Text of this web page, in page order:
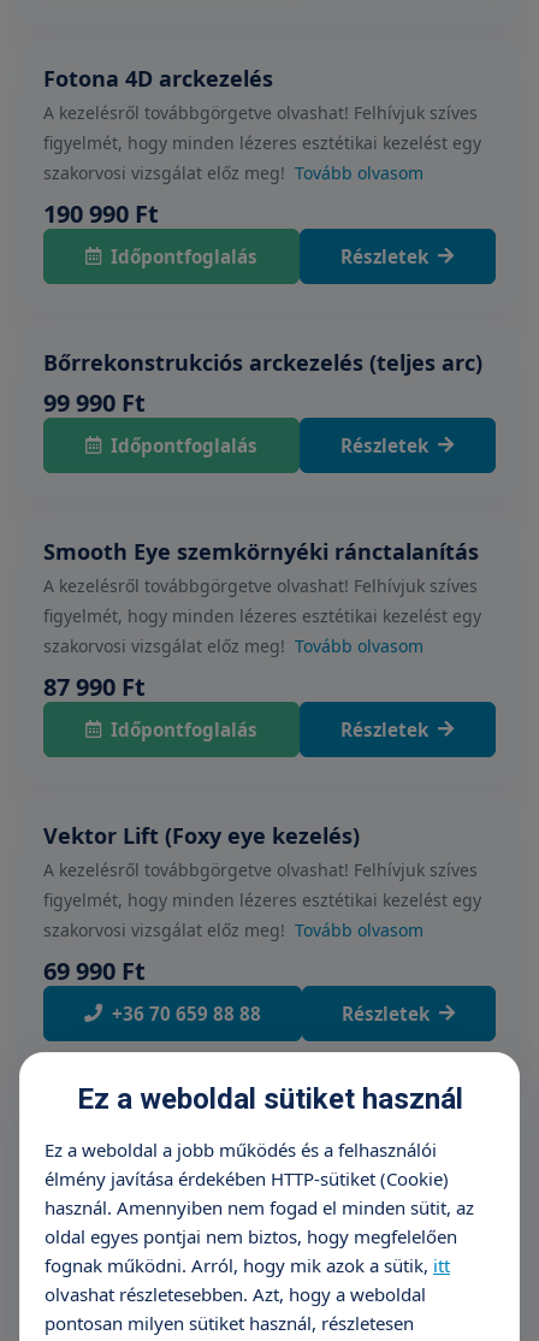
Fotona 4D arckezelés
A kezelésről továbbgörgetve olvashat! Felhívjuk szíves
figyelmét, hogy minden lézeres esztétikai kezelést egy
szakorvosi vizsgálat előz meg! Tovább olvasom
190 990 Ft
Időpontfoglalás Részletek
Bőrrekonstrukciós arckezelés (teljes arc)
99 990 Ft
Időpontfoglalás Részletek
Smooth Eye szemkörnyéki ránctalanítás
A kezelésről továbbgörgetve olvashat! Felhívjuk szíves
figyelmét, hogy minden lézeres esztétikai kezelést egy
szakorvosi vizsgálat előz meg! Tovább olvasom
87 990 Ft
Időpontfoglalás Részletek
Vektor Lift (Foxy eye kezelés)
A kezelésről továbbgörgetve olvashat! Felhívjuk szíves
figyelmét, hogy minden lézeres esztétikai kezelést egy
szakorvosi vizsgálat előz meg! Tovább olvasom
69 990 Ft
+36 70 659 88 88 Részletek
A kezelésről továbbgörgetve olvashat! Felhívjuk szíves
figyelmét, hogy minden lézeres esztétikai kezelést egy
szakorvosi vizsgálat előz meg! Tovább olvasom
64 990 Ft
Időpontfoglalás Részletek
Ez a weboldal sütiket használ
Ez a weboldal a jobb működés és a felhasználói
élmény javítása érdekében HTTP-sütiket (Cookie)
használ. Amennyiben nem fogad el minden sütit, az
oldal egyes pontjai nem biztos, hogy megfelelően
fognak működni. Arról, hogy mik azok a sütik, itt
olvashat részletesebben. Azt, hogy a weboldal
pontosan milyen sütiket használ, részletesen